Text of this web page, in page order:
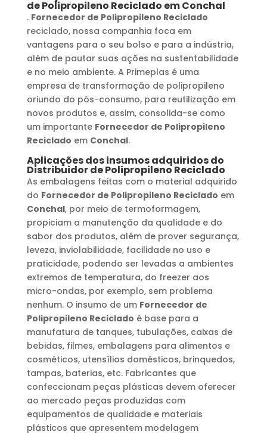
de Polipropileno Reciclado emConchal
. Fornecedor de Polipropileno Reciclado
reciclado, nossa companhia foca em
vantagens para o seu bolso e para a indústria,
além de pautar suas ações na sustentabilidade
e no meio ambiente. A Primeplas é uma
empresa de transformação de polipropileno
oriundo do pós-consumo, para reutilização em
novos produtos e, assim, consolida-se como
um importante Fornecedor de Polipropileno
Reciclado em Conchal.
Aplicações dos insumos adquiridos do
Distribuidor de Polipropileno Reciclado
As embalagens feitas com o material adquirido
do Fornecedor de Polipropileno Reciclado em
Conchal, por meio de termoformagem,
propiciam a manutenção da qualidade e do
sabor dos produtos, além de prover segurança,
leveza, inviolabilidade, facilidade no uso e
praticidade, podendo ser levadas a ambientes
extremos de temperatura, do freezer aos
micro-ondas, por exemplo, sem problema
nenhum. O insumo de um Fornecedor de
Polipropileno Reciclado é base para a
manufatura de tanques, tubulações, caixas de
bebidas, filmes, embalagens para alimentos e
cosméticos, utensílios domésticos, brinquedos,
tampas, baterias, etc. Fabricantes que
confeccionam peças plásticas devem oferecer
ao mercado peças produzidas com
equipamentos de qualidade e materiais
plásticos que apresentem modelagem